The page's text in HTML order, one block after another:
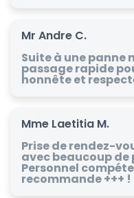
Mr Andre C.
Suite à une
passage rapide
honnête et
Mme Laetitia M.
Prise de rendez-
avec beaucoup
Personnel
recommande +++ !